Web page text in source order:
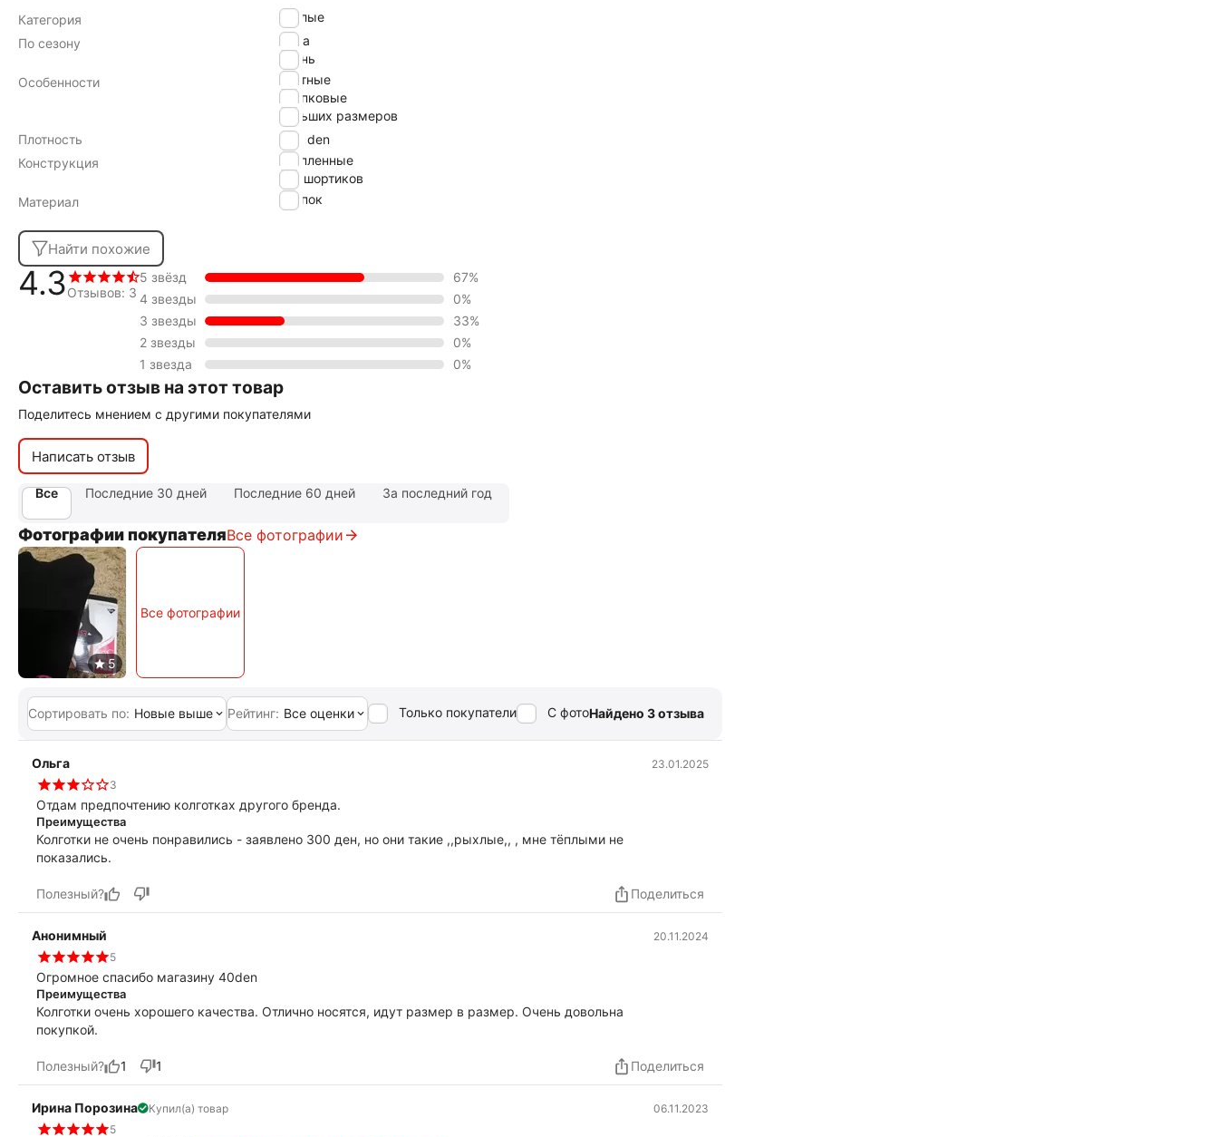
Категория
теплые
По сезону
зима
осень
Особенности
плотные
хлопковые
больших размеров
Плотность
300 den
Конструкция
утепленные
без шортиков
Материал
хлопок
Найти похожие
4.3Отзывов: 3
5 звёзд
67%
4 звезды
0%
3 звезды
33%
2 звезды
0%
1 звезда
0%
Оставить отзыв на этот товар
Поделитесь мнением с другими покупателями
Написать отзыв
Все Последние 30 дней Последние 60 дней За последний год
Фотографии покупателяВсе фотографии
Все фотографии
Сортировать по: Новые выше Рейтинг: Все оценки Только покупатели С фотоНайдено 3 отзыва
Ольга
23.01.2025
3
Отдам предпочтению колготках другого бренда.
Преимущества
Колготки не очень понравились - заявлено 300 ден, но они такие ,,рыхлые,, , мне тёплыми не
показались.
Полезный? Поделиться
Анонимный
20.11.2024
5
Огромное спасибо магазину 40den
Преимущества
Колготки очень хорошего качества. Отлично носятся, идут размер в размер. Очень довольна
покупкой.
Полезный? 1 1 Поделиться
Ирина Порозина Купил(а) товар
06.11.2023
5